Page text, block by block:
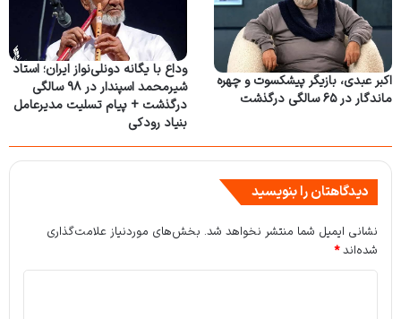
اکبر عبدی، بازیگر پیشکسوت و چهره
ماندگار در ۶۵ سالگی درگذشت
وداع با یگانه دونلی‌نواز ایران؛ استاد
شیرمحمد اسپندار در ۹۸ سالگی
درگذشت + پیام تسلیت مدیرعامل
بنیاد رودکی
دیدگاهتان را بنویسید
نشانی ایمیل شما منتشر نخواهد شد. بخش‌های موردنیاز علامت‌گذاری
شده‌اند*